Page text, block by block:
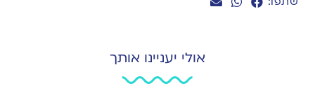
אולי יעניינו אותך